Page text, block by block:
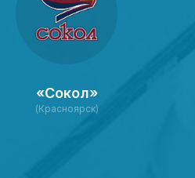
«Сокол»
(Красноярск)